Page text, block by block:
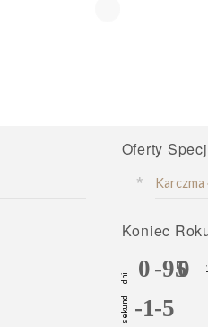
Oferty
Koniec
dni 0 -95
0
sekund -1-5